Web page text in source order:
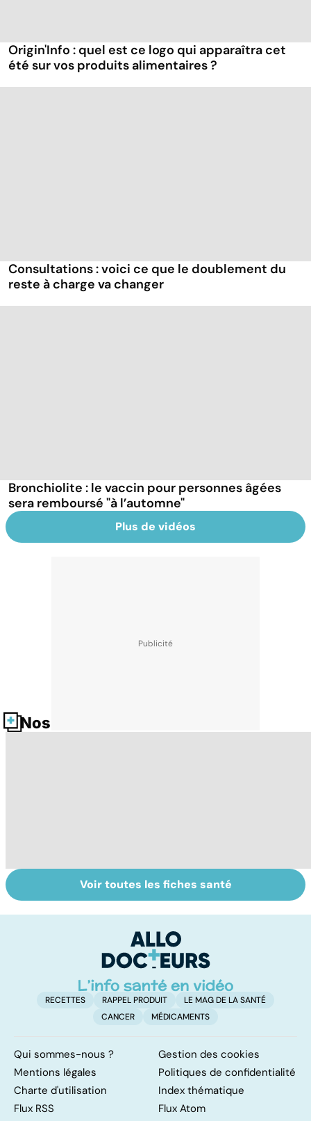
Origin'Info : quel est ce logo qui apparaîtra cet
été sur vos produits alimentaires ?
Consultations : voici ce que le doublement du
reste à charge va changer
Bronchiolite : le vaccin pour personnes âgées
sera remboursé "à l’automne"
Plus de vidéos
Nos fiches santé
Faire du sport à
domicile, c'est
Don de gamètes :
le pour et le
levée de
l'anonymat
Voir toutes les fiches santé
RECETTES RAPPEL PRODUIT
LE MAG DE LA SANTÉ
CANCER
MÉDICAMENTS
Qui sommes-nous ?
Gestion des cookies
Mentions légales
Politiques de confidentialité
Charte d'utilisation
Index thématique
Flux RSS
Flux Atom